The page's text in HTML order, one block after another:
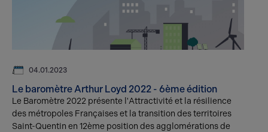
04.01.2023
Le baromètre Arthur Loyd 2022 - 6ème édition
Le Baromètre 2022 présente l'Attractivité et la résilience
des métropoles Françaises et la transition des territoires
Saint-Quentin en 12ème position des agglomérations de